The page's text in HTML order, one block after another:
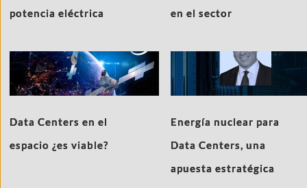
potencia eléctrica
en el sector
Data Centers en el
espacio ¿es viable?
Energía nuclear para
Data Centers, una
apuesta estratégica